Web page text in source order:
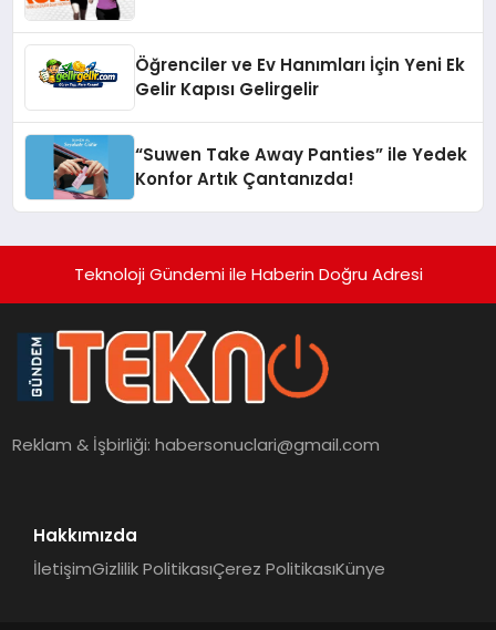
Öğrenciler ve Ev Hanımları İçin Yeni Ek
Gelir Kapısı Gelirgelir
“Suwen Take Away Panties” ile Yedek
Konfor Artık Çantanızda!
Teknoloji Gündemi ile Haberin Doğru Adresi
Reklam & İşbirliği:habersonuclari@gmail.com
Hakkımızda
İletişimGizlilik PolitikasıÇerez PolitikasıKünye